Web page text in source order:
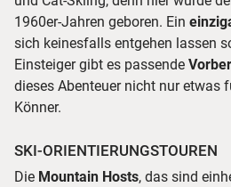
1960er-Jahren geboren. Ein
sich keinesfalls entgehen lassen
Einsteiger gibt es passende
dieses Abenteuer nicht nur etwas
Könner.
SKI-ORIENTIERUNGSTOUREN
Die Mountain Hosts, das sind